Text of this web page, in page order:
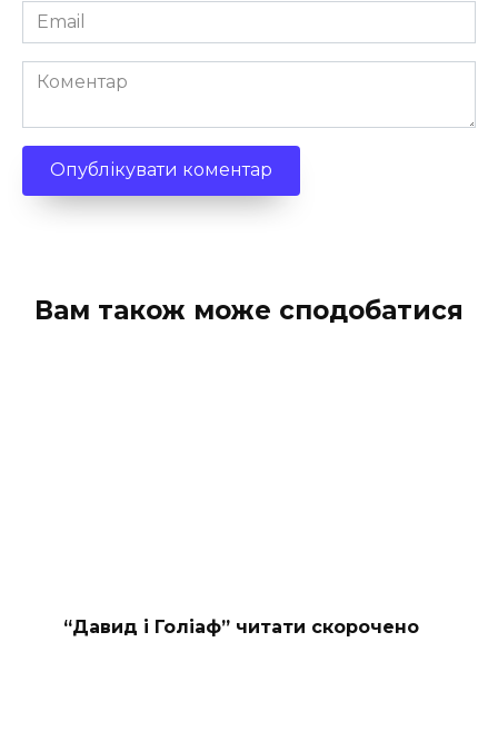
Email
*
Коментар
Вам також може сподобатися
“Давид і Голіаф” читати скорочено